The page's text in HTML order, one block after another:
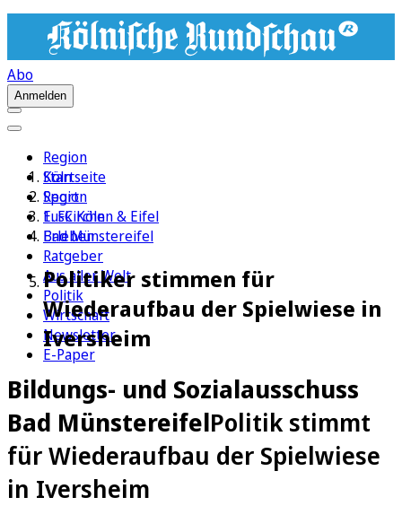
Abo
Anmelden
Region
Köln
Sport
1. FC Köln
Erleben
Ratgeber
Aus aller Welt
Politik
Wirtschaft
Newsletter
E-Paper
Startseite
Region
Euskirchen & Eifel
Bad Münstereifel
Politiker stimmen für
Wiederaufbau der Spielwiese in
Iversheim
Bildungs- und Sozialausschuss
Bad MünstereifelPolitik stimmt
für Wiederaufbau der Spielwiese
in Iversheim